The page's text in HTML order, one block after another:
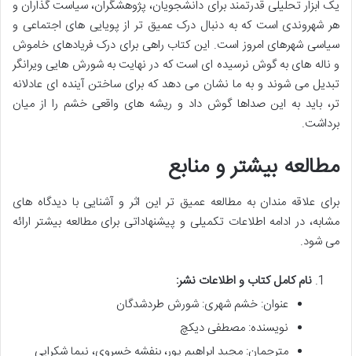
یک ابزار تحلیلی قدرتمند برای دانشجویان، پژوهشگران، سیاست گذاران و
هر شهروندی است که به دنبال درک عمیق تر از پویایی های اجتماعی و
سیاسی شهرهای امروز است. این کتاب راهی برای درک فریادهای خاموش
و ناله های به گوش نرسیده ای است که در نهایت به شورش هایی ویرانگر
تبدیل می شوند و به ما نشان می دهد که برای ساختن آینده ای عادلانه
تر، باید به این صداها گوش داد و ریشه های واقعی خشم را از میان
برداشت.
مطالعه بیشتر و منابع
برای علاقه مندان به مطالعه عمیق تر این اثر و آشنایی با دیدگاه های
مشابه، در ادامه اطلاعات تکمیلی و پیشنهاداتی برای مطالعه بیشتر ارائه
می شود.
نام کامل کتاب و اطلاعات نشر:
عنوان: خشم شهری: شورش طردشدگان
نویسنده: مصطفی دیکچ
مترجمان: مجید ابراهیم پور، بنفشه خسروی، نیما شکرایی